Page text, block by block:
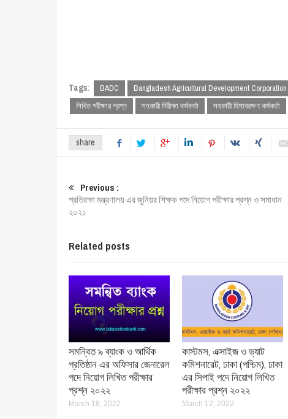
Tags: BADC Bangladesh Agricultural Development Corporation
লিখিত পরীক্ষার প্রশ্ন
সহকারী নিরীক্ষা কর্মকর্তা সহকারী হিসাবরক্ষণ কর্মকর্তা
share
Previous :
প্রতিরক্ষা মন্ত্রণালয় এর জুনিয়র শিক্ষক পদে নিয়োগ পরীক্ষার প্রশ্ন ও সমাধান
২০২১
Related posts
সমন্বিত ৯ ব্যাংক ও আর্থিক
প্রতিষ্ঠান এর অফিসার জেনারেল
পদে নিয়োগ লিখিত পরীক্ষার
প্রশ্ন ২০২২
March 18, 2022
কাস্টমস, এক্সাইজ ও ভ্যাট
কমিশনারেট, ঢাকা (পশ্চিম), ঢাকা
এর সিপাই পদে নিয়োগ লিখিত
পরীক্ষার প্রশ্ন ২০২২
March 12, 2022